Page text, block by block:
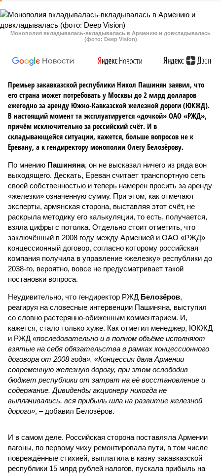
Монополия вкладывалась-вкладывалась в Армению и довкладывалась
(фото: Deep Vision)
Премьер закавказской республики Никол Пашинян заявил, что
его страна может потребовать у Москвы до 2 млрд долларов
ежегодно за аренду Южно-Кавказской железной дороги (ЮКЖД).
В настоящий момент та эксплуатируется «дочкой» ОАО «РЖД»,
причём исключительно за российский счёт. И в
складывающейся ситуации, кажется, больше вопросов не к
Еревану, а к гендиректору монополии Олегу Белозёрову.
По мнению Пашиняна, он не высказал ничего из ряда вон
выходящего. Дескать, Ереван считает транспортную сеть
своей собственностью и теперь намерен просить за аренду
«железки» означенную сумму. При этом, как отмечают
эксперты, армянская сторона, выставляя этот счёт, не
раскрыла методику его калькуляции, то есть, получается,
взяла цифры с потолка. Отдельно стоит отметить, что
заключённый в 2008 году между Арменией и ОАО «РЖД»
концессионный договор, согласно которому российская
компания получила в управление «железку» республики до
2038-го, вероятно, вовсе не предусматривает такой
постановки вопроса.
Неудивительно, что гендиректор РЖД Белозёров,
реагируя на словесные интервенции Пашиняна, выступил
со словно растерянно-обиженным комментарием. И,
кажется, стало только хуже. Как отметил менеджер, ЮКЖД
и РЖД «последовательно и в полном объёме исполняют
взятые на себя обязательства в рамках концессионного
договора от 2008 года». «Концессия дала Армении
современную железную дорогу, при этом освободив
бюджет республики от затрат на её восстановление и
содержание. Дивиденды акционеру никогда не
выплачивались, вся прибыль шла на развитие железной
дороги», – добавил Белозёров.
И в самом деле. Российская сторона поставляла Армении
вагоны, по первому чиху ремонтировала пути, в том числе
повреждённые стихией, выплатила в казну закавказской
республики 15 млрд рублей налогов, пускала прибыль на